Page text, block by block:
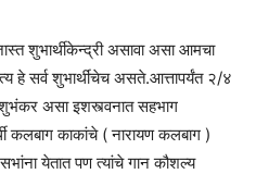
शुभार्थीकेन्द्री असावा असा आमचा
सर्व शुभार्थींचेच असते.आत्तापर्यंत २/४
शुभंकर असा इशस्त्वनात सहभाग
कलबाग काकांचे ( नारायण कलबाग )
येतात पण त्यांचे गान कौशल्य